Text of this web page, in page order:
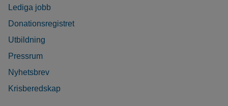
Lediga jobb
Donationsregistret
Utbildning
Pressrum
Nyhetsbrev
Krisberedskap